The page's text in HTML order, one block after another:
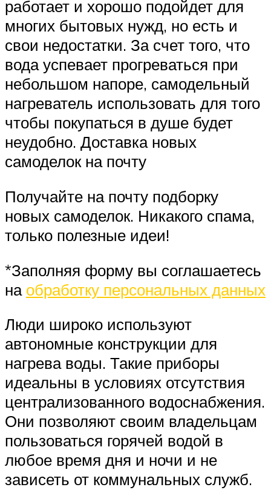
работает и хорошо подойдет для
многих бытовых нужд, но есть и
свои недостатки. За счет того, что
вода успевает прогреваться при
небольшом напоре, самодельный
нагреватель использовать для того
чтобы покупаться в душе будет
неудобно. Доставка новых
самоделок на почту
Получайте на почту подборку
новых самоделок. Никакого спама,
только полезные идеи!
*Заполняя форму вы соглашаетесь
на обработку персональных данных
Люди широко используют
автономные конструкции для
нагрева воды. Такие приборы
идеальны в условиях отсутствия
централизованного водоснабжения.
Они позволяют своим владельцам
пользоваться горячей водой в
любое время дня и ночи и не
зависеть от коммунальных служб.